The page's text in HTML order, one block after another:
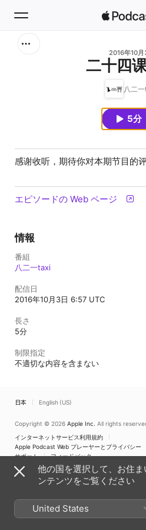
2016年10月
二十四
八二
5分
感谢收听，期待你对本期节目的
エピソードの Web ページ
情報
番組
八二一taxi
配信日
2016年10月3日 6:57 UTC
長さ
5分
制限指定
不適切な内容を含まない
日本 English (US)
Copyright © 2026 Apple Inc. All rights
インターネットサービス利用規約
Apple Podcast Web プレーヤーとプライバシー
サポート
フィードバック
他の国を選択して、お住
ンテンツをご覧ください
United States